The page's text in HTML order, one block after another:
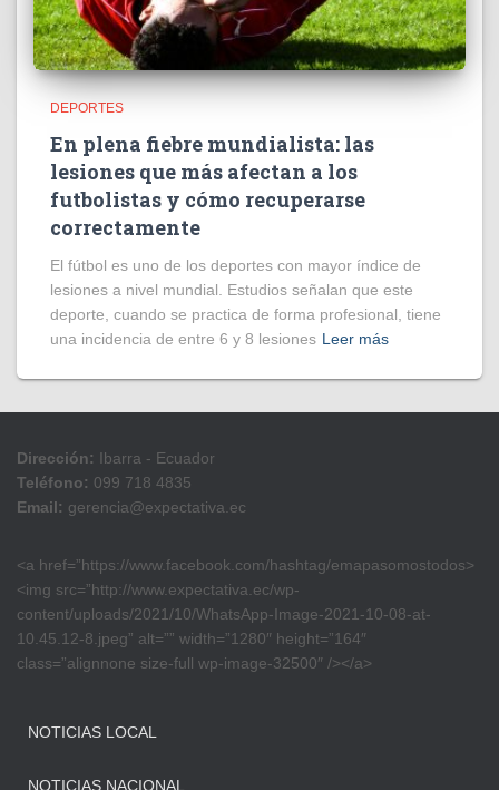
DEPORTES
En plena fiebre mundialista: las
lesiones que más afectan a los
futbolistas y cómo recuperarse
correctamente
El fútbol es uno de los deportes con mayor índice de
lesiones a nivel mundial. Estudios señalan que este
deporte, cuando se practica de forma profesional, tiene
una incidencia de entre 6 y 8 lesiones Leer más
Dirección: Ibarra - Ecuador
Teléfono: 099 718 4835
Email: gerencia@expectativa.ec
<a href=”https://www.facebook.com/hashtag/emapasomostodos>
<img src=”http://www.expectativa.ec/wp-
content/uploads/2021/10/WhatsApp-Image-2021-10-08-at-
10.45.12-8.jpeg” alt=”” width=”1280″ height=”164″
class=”alignnone size-full wp-image-32500″ /></a>
NOTICIAS LOCAL
NOTICIAS NACIONAL